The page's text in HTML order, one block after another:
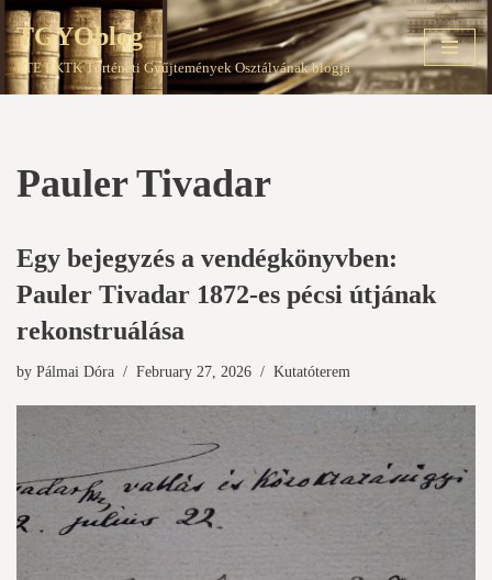
Skip
to
TGYOblog
PTE EKTK Történeti Gyűjtemények Osztályának blogja
Pauler Tivadar
Egy bejegyzés a vendégkönyvben:
Pauler Tivadar 1872-es pécsi útjának
rekonstruálása
by Pálmai Dóra February 27, 2026 Kutatóterem